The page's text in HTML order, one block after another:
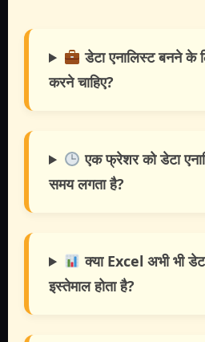
डेटा एनालिस्ट बनने के
करने चाहिए?
एक फ्रेशर को डेटा
समय लगता है?
क्या Excel अभी भी
इस्तेमाल होता है?